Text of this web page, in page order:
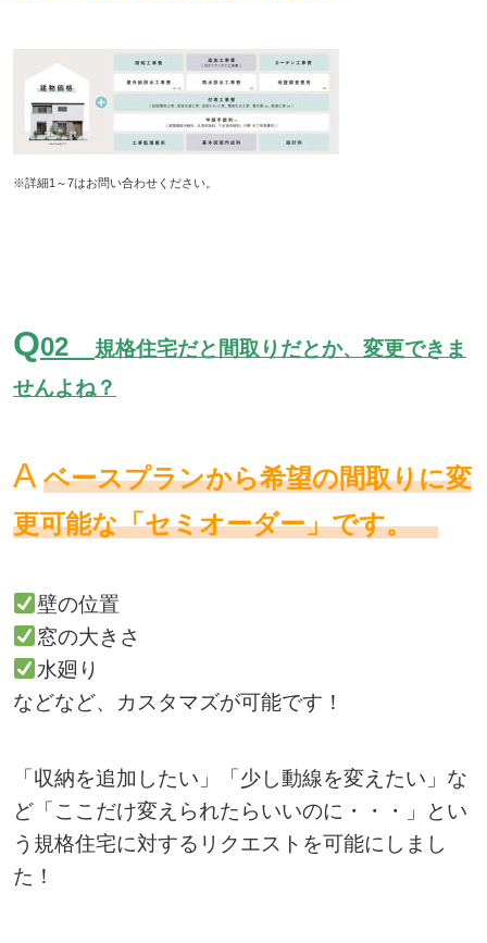
※詳細1～7はお問い合わせください。
Q02
規格住宅だと間取りだとか、変更できま
せんよね？
A ベースプランから希望の間取りに変
更可能な「セミオーダー」です。
壁の位置
窓の大きさ
水廻り
などなど、カスタマズが可能です！
「収納を追加したい」「少し動線を変えたい」な
ど「ここだけ変えられたらいいのに・・・」とい
う規格住宅に対するリクエストを可能にしまし
た！